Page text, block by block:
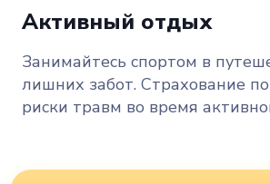
Активный отдых
Занимайтесь спортом в
лишних забот. Страхование
риски травм во время